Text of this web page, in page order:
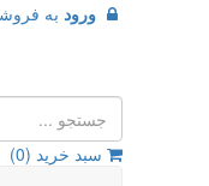
ورود به
سبد خرید (0
)